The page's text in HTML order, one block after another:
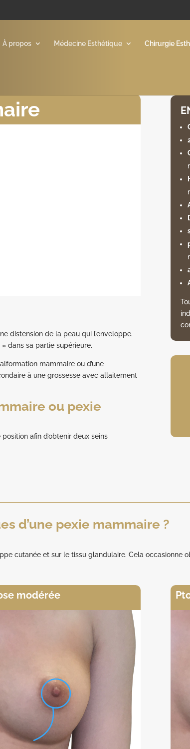
À propos Médecine Esthétique Chirurgie
distension de la peau qui l’enveloppe.
dans sa partie supérieure.
mammaire ou d’une
à une grossesse avec allaitement
ou pexie
afin d’obtenir deux seins
d’une pexie mammaire ?
cutanée et sur le tissu glandulaire. Cela
modérée